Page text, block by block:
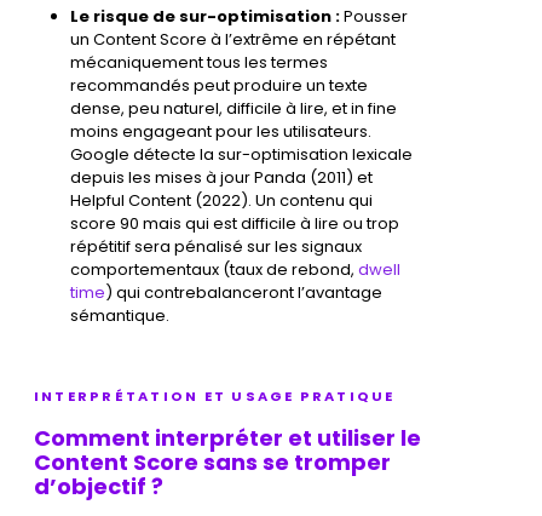
Le risque de sur-optimisation :Pousser
un Content Score à l’extrême en répétant
mécaniquement tous les termes
recommandés peut produire un texte
dense, peu naturel, difficile à lire, et in fine
moins engageant pour les utilisateurs.
Google détecte la sur-optimisation lexicale
depuis les mises à jour Panda (2011) et
Helpful Content (2022). Un contenu qui
score 90 mais qui est difficile à lire ou trop
répétitif sera pénalisé sur les signaux
comportementaux (taux de rebond, dwell
time) qui contrebalanceront l’avantage
sémantique.
INTERPRÉTATION ET USAGE PRATIQUE
Comment interpréter et utiliser le
Content Score sans se tromper
d’objectif ?